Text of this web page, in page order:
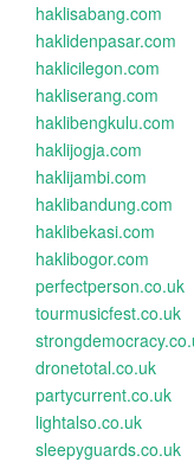
haklisabang.com
haklidenpasar.com
haklicilegon.com
hakliserang.com
haklibengkulu.com
haklijogja.com
haklijambi.com
haklibandung.com
haklibekasi.com
haklibogor.com
perfectperson.co.uk
tourmusicfest.co.uk
dronetotal.co.uk
partycurrent.co.uk
lightalso.co.uk
sleepyguards.co.uk